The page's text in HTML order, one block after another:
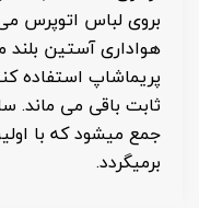
بروی لباس اتوپرس
هواداری آستین
پریماشاپ استفاده
ثابت باقی می ماند.
جمع میشود که با
برمیگردد.